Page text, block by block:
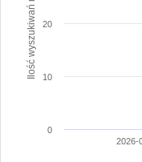
Ilość wyszukiwań numeru
2026-
0
10
20